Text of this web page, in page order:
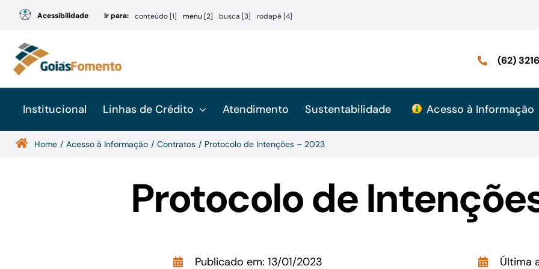
conteúdo
Acessibilidade Ir para: conteúdo [1] menu [2] busca [3] rodapé [4]
(62)
Institucional Linhas de Crédito Atendimento Sustentabilidade Acesso à Informação
Home Acesso à Informação Contratos Protocolo de Intenções – 2023
Protocolo de
Publicado em: 13/01/2023 Última